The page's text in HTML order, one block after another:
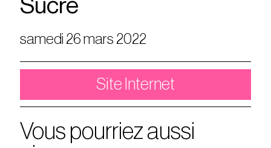
Sucre
samedi 26 mars 2022
Site Internet
Vous pourriez aussi